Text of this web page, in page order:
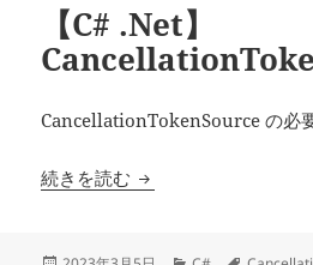
【C# .Net】
CancellationTokenSource の必
続きを読む 【C# .Net】